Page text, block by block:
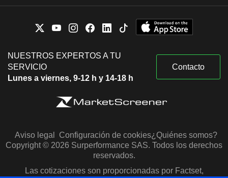
NUESTROS EXPERTOS A TU
SERVICIO
Lunes a viernes, 9-12 h y 14-18 h
Contacto
Aviso legal Configuración de cookies¿Quiénes somos?
Copyright © 2026 Surperformance SAS. Todos los derechos
reservados.
Las cotizaciones son proporcionadas por Factset,